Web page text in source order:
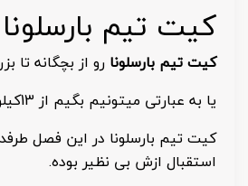
کیت تیم بارسلونا
کیت تیم بارسلونا رو از بچگانه تا
یا به عبارتی میتونیم بگیم از 13کیلو تا 120 کیلو موجوده.
کیت تیم بارسلونا در این فصل
استقبال ازش بی نظیر بوده.